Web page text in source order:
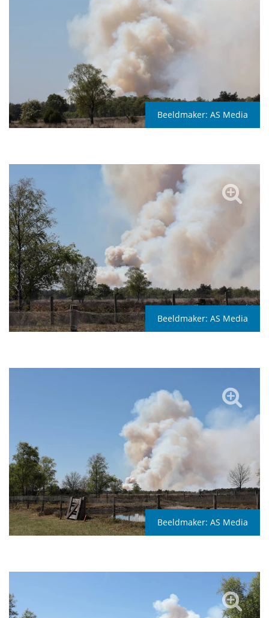
Beeldmaker: AS Media
Beeldmaker: AS Media
Beeldmaker: AS Media